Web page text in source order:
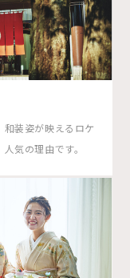
装姿が映えるロケ
気の理由です。